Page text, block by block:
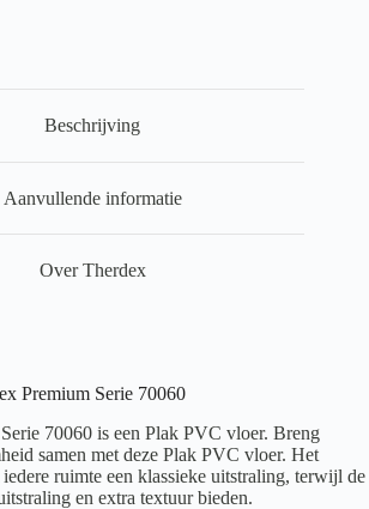
Beschrijving
Aanvullende informatie
Over Therdex
Premium Serie 70060
70060 is een Plak PVC vloer. Breng
samen met deze Plak PVC vloer. Het
ruimte een klassieke uitstraling, terwijl de
en extra textuur bieden.